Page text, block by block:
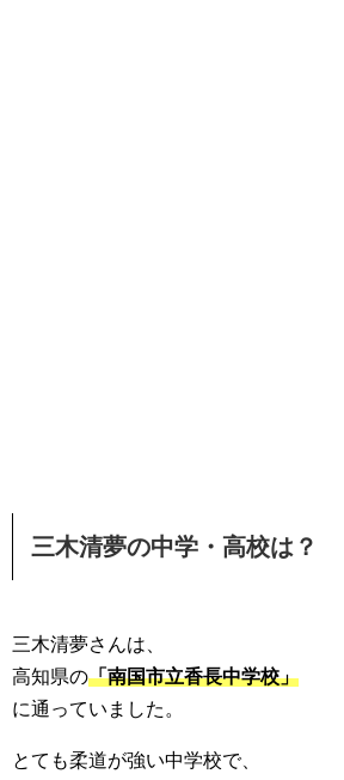
三木清夢の中学・高校は？
三木清夢さんは、
高知県の「南国市立香長中学校」
に通っていました。
とても柔道が強い中学校で、